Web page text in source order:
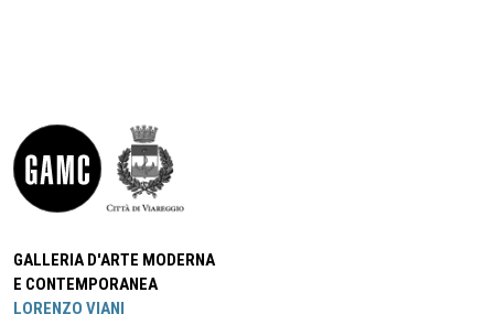
GALLERIA D'ARTE MODERNA
E CONTEMPORANEA
LORENZO VIANI